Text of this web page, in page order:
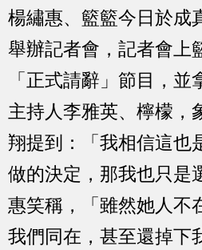
楊繡惠、籃籃今日於成
舉辦記者會，記者會上
「正式請辭」節目，
主持人李雅英、檸檬，
翔提到：「我相信這也
做的決定，那我也只是
惠笑稱，「雖然她人不
我們同在，甚至還掉下